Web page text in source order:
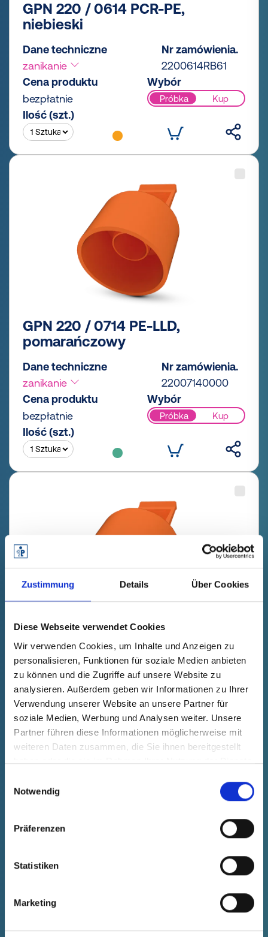
Zustimmung Details Über Cookies
Diese Webseite verwendet Cookies
Wir verwenden Cookies, um Inhalte und Anzeigen zu
personalisieren, Funktionen für soziale Medien anbieten
zu können und die Zugriffe auf unsere Website zu
analysieren. Außerdem geben wir Informationen zu Ihrer
Verwendung unserer Website an unsere Partner für
soziale Medien, Werbung und Analysen weiter. Unsere
Partner führen diese Informationen möglicherweise mit
weiteren Daten zusammen, die Sie ihnen bereitgestellt
haben oder die sie im Rahmen Ihrer Nutzung der Dienste
Notwendig
Präferenzen
Statistiken
Marketing
GPN 220 / 0614 PCR-PE,
niebieski
Dane techniczne
zanikanie
Nr zamówienia.
2200614RB61
Cena produktu
bezpłatnie
Wybór
Próbka Kup
Ilość (szt.)
GPN 220 / 0714 PE-LLD,
pomarańczowy
Dane techniczne
zanikanie
Nr zamówienia.
22007140000
Cena produktu
bezpłatnie
Wybór
Próbka Kup
Ilość (szt.)
GPN 220 / 0714 PCR-PE / PE-LD,
pomarańczowy
Dane techniczne
zanikanie
Nr zamówienia.
22007140073
Cena produktu
bezpłatnie
Wybór
Próbka Kup
Ilość (szt.)